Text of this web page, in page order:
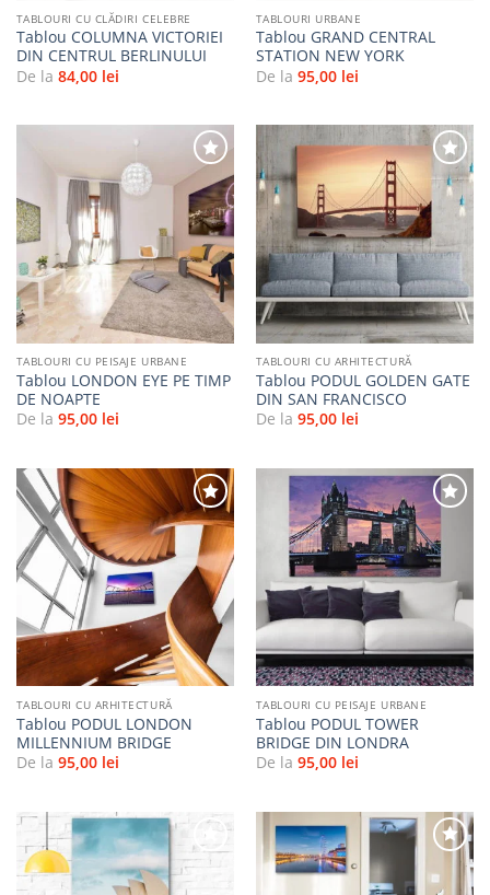
TABLOURI CU CLĂDIRI CELEBRE
Tablou COLUMNA VICTORIEI
DIN CENTRUL BERLINULUI
De la 84,00 lei
TABLOURI URBANE
Tablou GRAND CENTRAL
STATION NEW YORK
De la 95,00 lei
Adaugă
la
favorite
TABLOURI CU PEISAJE URBANE
Tablou LONDON EYE PE TIMP
DE NOAPTE
De la 95,00 lei
Adaugă
favorite
TABLOURI CU ARHITECTURĂ
Tablou PODUL GOLDEN GATE
DIN SAN FRANCISCO
De la 95,00 lei
Adaugă
la
favorite
TABLOURI CU ARHITECTURĂ
Tablou PODUL LONDON
MILLENNIUM BRIDGE
De la 95,00 lei
Adaugă
la
favorite
TABLOURI CU PEISAJE URBANE
Tablou PODUL TOWER
BRIDGE DIN LONDRA
De la 95,00 lei